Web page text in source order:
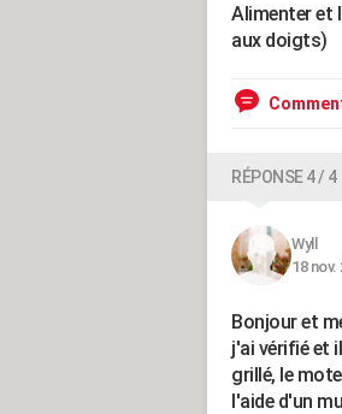
Alimenter et
aux doigts)
RÉPONSE 4 / 4
Wyll
18 nov.
Bonjour et
j'ai vérifié et
grillé, le
l'aide d'un